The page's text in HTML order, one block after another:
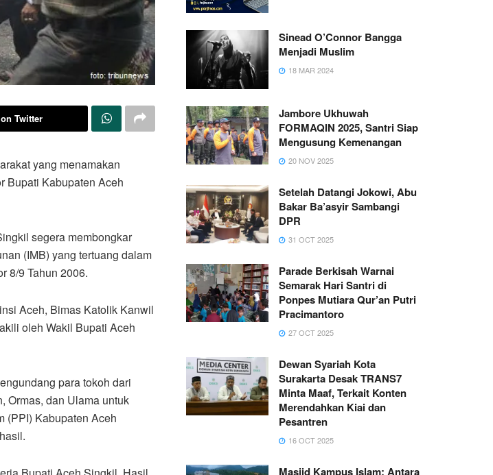
Twitter
yang menamakan
Bupati Kabupaten Aceh
segera membongkar
(IMB) yang tertuang dalam
8/9 Tahun 2006.
Aceh, Bimas Katolik Kanwil
oleh Wakil Bupati Aceh
para tokoh dari
Ormas, dan Ulama untuk
(PPI) Kabupaten Aceh
Sinead O’Connor Bangga
Menjadi Muslim
18 MAR 2024
Jambore Ukhuwah
FORMAQIN 2025, Santri Siap
Mengusung Kemenangan
20 NOV 2025
Setelah Datangi Jokowi, Abu
Bakar Ba’asyir Sambangi
DPR
31 OCT 2025
Parade Berkisah Warnai
Semarak Hari Santri di
Ponpes Mutiara Qur’an Putri
Pracimantoro
27 OCT 2025
Dewan Syariah Kota
Surakarta Desak TRANS7
Minta Maaf, Terkait Konten
Merendahkan Kiai dan
Pesantren
16 OCT 2025
Masjid Kampus Islam: Antara